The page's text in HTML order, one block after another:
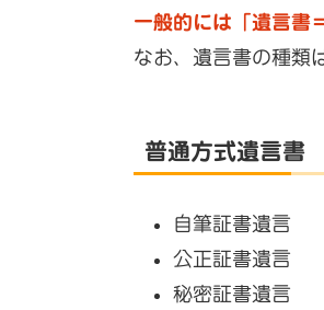
一般的には「遺言書
なお、遺言書の種類
普通方式遺言書
自筆証書遺言
公正証書遺言
秘密証書遺言